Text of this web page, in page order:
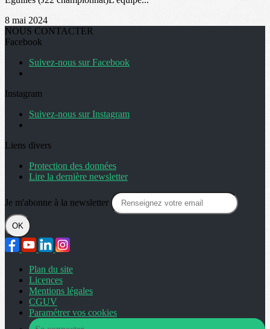
8 mai 2024
NOUS CONTACTER
Facebook
Suivez-nous sur Facebook
Instagram
Suivez-nous sur Instagram
Liens divers
Protection des données
Lire la dernière newsletter
Je m'abonne à la newsletter
OK
Plan du site
Licences
Mentions légales
CGUV
Paramétrer vos cookies